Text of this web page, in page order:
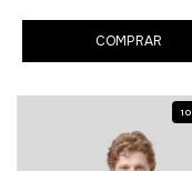
COMPRAR
10